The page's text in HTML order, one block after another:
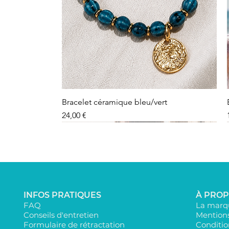
Bracelet céramique bleu/vert
Precio
24,00 €
INFOS PRATIQUES
FAQ
Conseils d'entretien
Formulaire de rétractation
À
La